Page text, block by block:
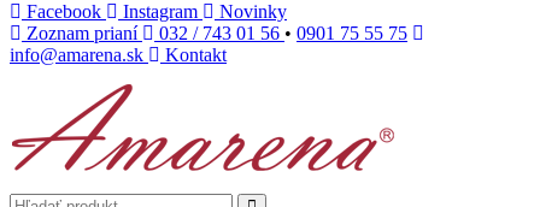
Facebook
Instagram
Novinky
Zoznam prianí
032 / 743 01 56 • 0901 75 55 75
info@amarena.sk
Kontakt